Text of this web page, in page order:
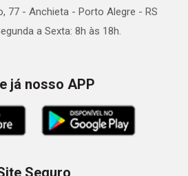
77 - Anchieta - Porto Alegre - RS
a Sexta: 8h às 18h.
já nosso APP